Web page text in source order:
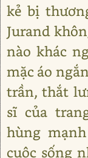
kẻ bị
Jurand
nào khác
mặc áo
trần, thắt
sĩ của
hùng
cuộc sống